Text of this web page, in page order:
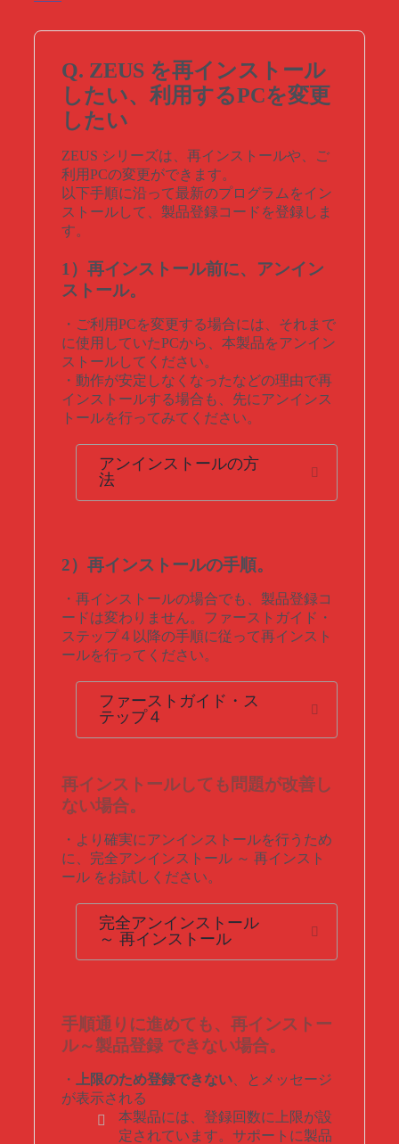
Q. ZEUS を再インストール
したい、利用するPCを変更
したい
ZEUS シリーズは、再インストールや、ご
利用PCの変更ができます。
以下手順に沿って最新のプログラムをイン
ストールして、製品登録コードを登録しま
す。
1）再インストール前に、アンイン
ストール。
・ご利用PCを変更する場合には、それまで
に使用していたPCから、本製品をアンイン
ストールしてください。
・動作が安定しなくなったなどの理由で再
インストールする場合も、先にアンインス
トールを行ってみてください。
アンインストールの方
法
2）再インストールの手順。
・再インストールの場合でも、製品登録コ
ードは変わりません。ファーストガイド・
ステップ４以降の手順に従って再インスト
ールを行ってください。
ファーストガイド・ス
テップ４
再インストールしても問題が改善し
ない場合。
・より確実にアンインストールを行うため
に、完全アンインストール ～ 再インスト
ール をお試しください。
完全アンインストール
～ 再インストール
手順通りに進めても、再インストー
ル～製品登録 できない場合。
・ 上限のため登録できない、とメッセージ
が表示される
本製品には、登録回数に上限が設
定されています。サポートに製品